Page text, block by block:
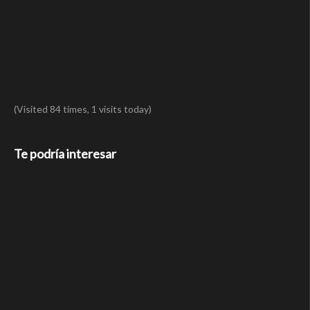
(Visited 84 times, 1 visits today)
Te podría interesar